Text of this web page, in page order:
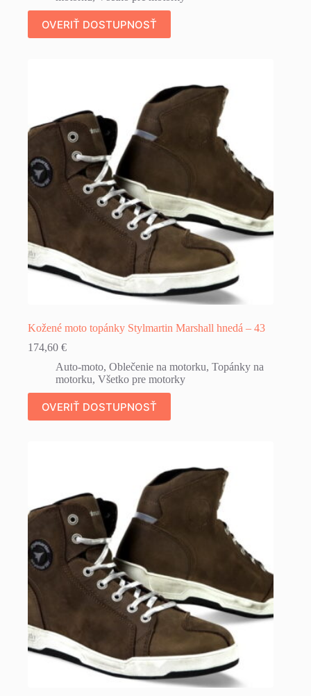
OVERIŤ DOSTUPNOSŤ
Kožené moto topánky Stylmartin Marshall hnedá – 43
174,60 €
Auto-moto, Oblečenie na motorku, Topánky na
motorku, Všetko pre motorky
OVERIŤ DOSTUPNOSŤ